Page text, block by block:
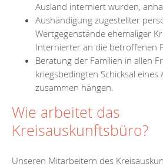
Ausland interniert wurden,
Aushändigung zugestellter
Wertgegenstände ehemaliger
Internierter an die betroffenen
Beratung der Familien in allen
kriegsbedingten Schicksal eines
zusammen hängen.
Wie arbeitet das
Kreisauskunftsbüro?
Unseren Mitarbeitern des